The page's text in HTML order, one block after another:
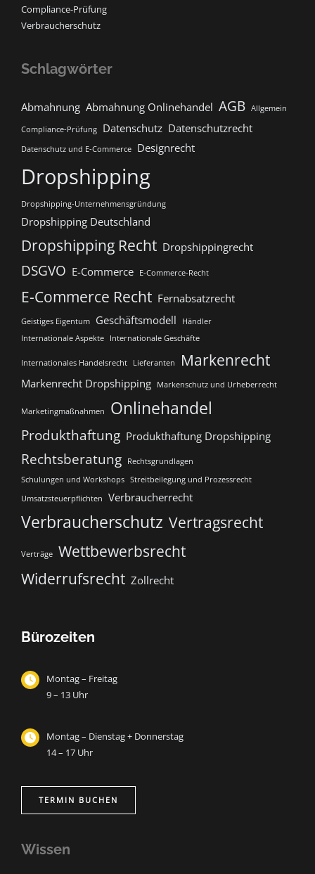
Compliance-Prüfung
Verbraucherschutz
Schlagwörter
Abmahnung Abmahnung Onlinehandel AGB Allgemein
Compliance-Prüfung Datenschutz Datenschutzrecht
Datenschutz und E-Commerce Designrecht
Dropshipping
Dropshipping-Unternehmensgründung
Dropshipping Deutschland
Dropshipping Recht Dropshippingrecht
DSGVO E-Commerce E-Commerce-Recht
E-Commerce Recht Fernabsatzrecht
Geistiges Eigentum Geschäftsmodell
Händler
Internationale Aspekte
Internationale Geschäfte
Internationales Handelsrecht Lieferanten Markenrecht
Markenrecht Dropshipping Markenschutz und Urheberrecht
Marketingmaßnahmen Onlinehandel
Produkthaftung Produkthaftung Dropshipping
Rechtsberatung
Rechtsgrundlagen
Schulungen und Workshops Streitbeilegung und Prozessrecht​
Umsatzsteuerpflichten
Verbraucherrecht
Verbraucherschutz Vertragsrecht
Verträge Wettbewerbsrecht
Widerrufsrecht Zollrecht
Bürozeiten
Montag – Freitag
9 – 13 Uhr
Montag – Dienstag + Donnerstag
14 – 17 Uhr
TERMIN BUCHEN
Wissen